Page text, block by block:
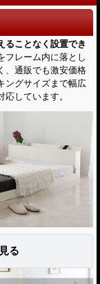
ることなく設置でき
フレーム内に落とし
、通販でも激安価格
ングサイズまで幅広
しています。
る